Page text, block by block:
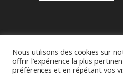
Accueil Municipalité
Nous utilisons des cookies sur
offrir l’expérience la plus
préférences et en répétant vos